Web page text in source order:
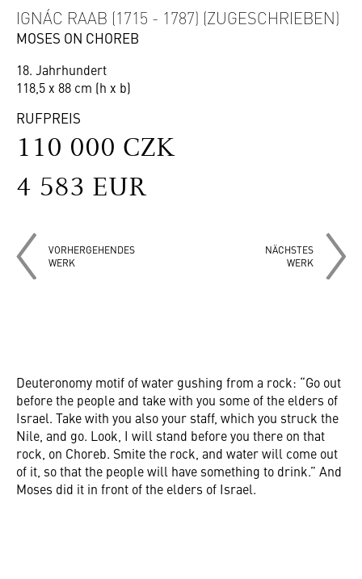
IGNÁC RAAB (1715 - 1787) (ZUGESCHRIEBEN)
MOSES ON CHOREB
18. Jahrhundert
118,5 x 88 cm (h x b)
RUFPREIS
110 000 CZK
4 583 EUR
VORHERGEHENDES
WERK
NÄCHSTES
WERK
Deuteronomy motif of water gushing from a rock: “Go out
before the people and take with you some of the elders of
Israel. Take with you also your staff, which you struck the
Nile, and go. Look, I will stand before you there on that
rock, on Choreb. Smite the rock, and water will come out
of it, so that the people will have something to drink.” And
Moses did it in front of the elders of Israel.